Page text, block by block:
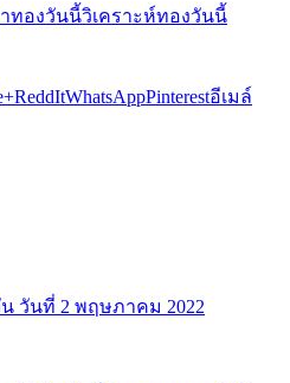
ทองวันนี้วิเคราะห์ทองวันนี้
ReddItWhatsAppPinterestอีเมล์
น วันที่ 2 พฤษภาคม 2022